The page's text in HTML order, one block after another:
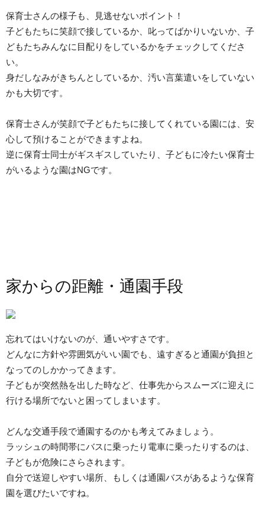
保育士さんの様子も、見逃せないポイント！
子どもたちに笑顔で接しているか、叱ってばかりいないか、子
どもたちみんなに目配りをしているかをチェックしてくださ
い。
身だしなみがきちんとしているか、汚い言葉遣いをしていない
かも大切です。
保育士さんが笑顔で子どもたちに接してくれている園には、安
心して預けることができますよね。
逆に保育士同士がギスギスしていたり、子どもに冷たい保育士
がいるような園はNGです。
家からの距離・通園手段
忘れてはいけないのが、通いやすさです。
どんなに方針や雰囲気がいい園でも、遠すぎると通園が負担と
なってのしかかってきます。
子どもが突然熱を出した時など、仕事先からスムーズに迎えに
行ける場所でないと困ってしまいます。
どんな交通手段で通園するのかも考えてみましょう。
ラッシュの時間帯にバスに乗ったり電車に乗ったりするのは、
子どもが危険にさらされます。
自分で送迎しやすい場所、もしくは通園バスがあるような保育
園を選びたいですね。